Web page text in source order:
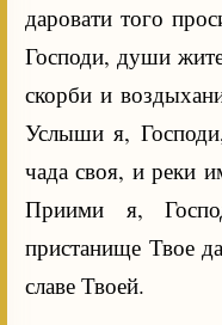
даровати того
Господи, души
скорби и
Услыши я,
чада своя, и реки
Приими я,
пристанище Твое
славе Твоей.